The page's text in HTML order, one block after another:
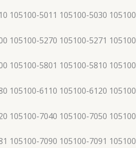
105100-5011 105100-5030
105100-5270 105100-5271
105100-5801 105100-5810
105100-6110 105100-6120
105100-7040 105100-7050
105100-7090 105100-7091